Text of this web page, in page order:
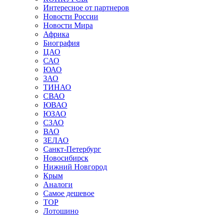
Интересное от партнеров
Новости России
Новости Мира
Африка
Биография
ЦАО
САО
ЮАО
ЗАО
ТИНАО
СВАО
ЮВАО
ЮЗАО
СЗАО
ВАО
ЗЕЛАО
Санкт-Петербург
Новосибирск
Нижний Новгород
Крым
Аналоги
Самое дешевое
TOP
Лотошино